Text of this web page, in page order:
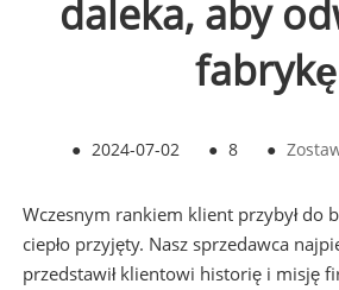
daleka, aby
fabrykę
● 2024-07-02 ● 8 ●
Wczesnym rankiem klient przybył do
ciepło przyjęty. Nasz sprzedawca
przedstawił klientowi historię i misję